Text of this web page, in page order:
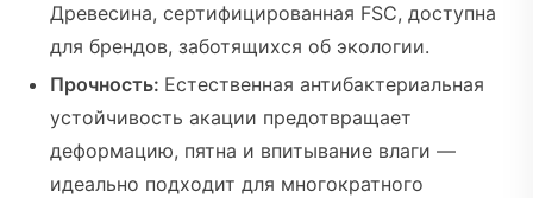
Древесина, сертифицированная FSC, доступна
для брендов, заботящихся об экологии.
Прочность: Естественная антибактериальная
устойчивость акации предотвращает
деформацию, пятна и впитывание влаги —
идеально подходит для многократного